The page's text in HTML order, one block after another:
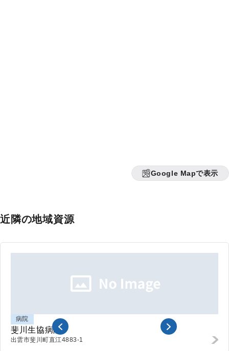
Google Mapで表示
近隣の地域資源
病院
斐川生協病院
出雲市斐川町直江4883-1